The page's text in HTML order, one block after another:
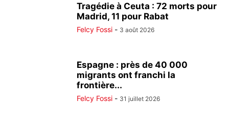
Tragédie à Ceuta : 72 morts pour
Madrid, 11 pour Rabat
Felcy Fossi - 3 août 2026
Espagne : près de 40 000
migrants ont franchi la
frontière...
Felcy Fossi - 31 juillet 2026